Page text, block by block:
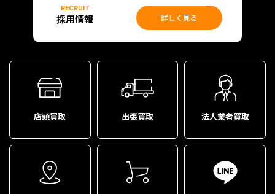
RECRUIT
採用情報 詳しく見る
店頭買取 出張買取 法人業者買取